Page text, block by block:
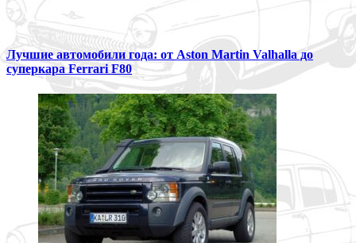
Лучшие автомобили года: от Aston Martin Valhalla до
суперкара Ferrari F80